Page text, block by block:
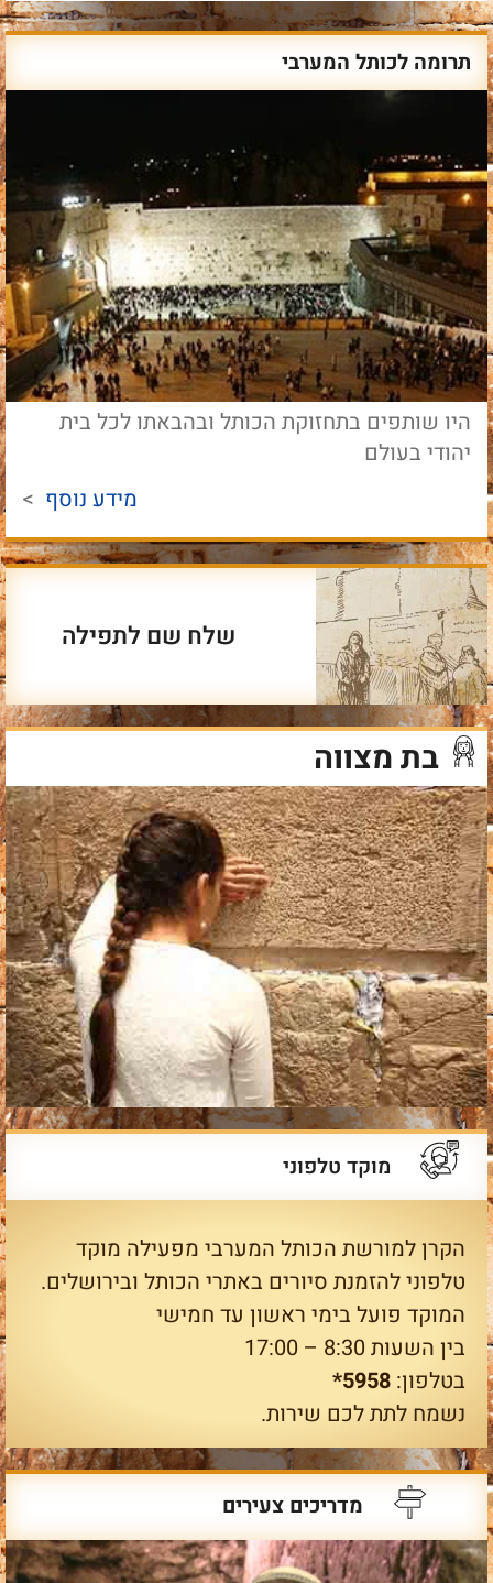
תרומה לכותל המערבי
היו שותפים בתחזוקת הכותל ובהבאתו לכל בית
יהודי בעולם
מידע נוסף >
שלח שם לתפילה
בת מצווה
מוקד טלפוני
הקרן למורשת הכותל המערבי מפעילה מוקד
טלפוני להזמנת סיורים באתרי הכותל ובירושלים.
המוקד פועל בימי ראשון עד חמישי
בין השעות 8:30 – 17:00
בטלפון: 5958*
נשמח לתת לכם שירות.
מדריכים צעירים